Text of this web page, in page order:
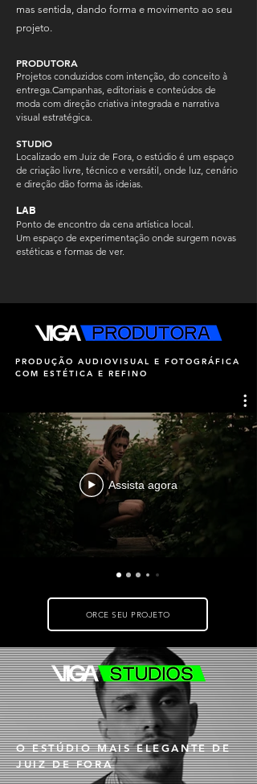
mas sentida, dando forma e movimento ao seu
projeto.
PRODUTORA
Projetos conduzidos com intenção, do conceito à
entrega.Campanhas, editoriais e conteúdos de
moda com direção criativa integrada e narrativa
visual estratégica.
STUDIO
Localizado em Juiz de Fora, o estúdio é um espaço
de criação livre, técnico e versátil, onde luz, cenário
e direção dão forma às ideias.
LAB
Ponto de encontro da cena artística local.
Um espaço de experimentação onde surgem novas
estéticas e formas de ver.
PRODUÇÃO AUDIOVISUAL E FOTOGRÁFICA
COM ESTÉTICA E REFINO
Assista agora
ORCE SEU PROJETO
O ESTÚDIO MAIS ELEGANTE DE
JUIZ DE FORA